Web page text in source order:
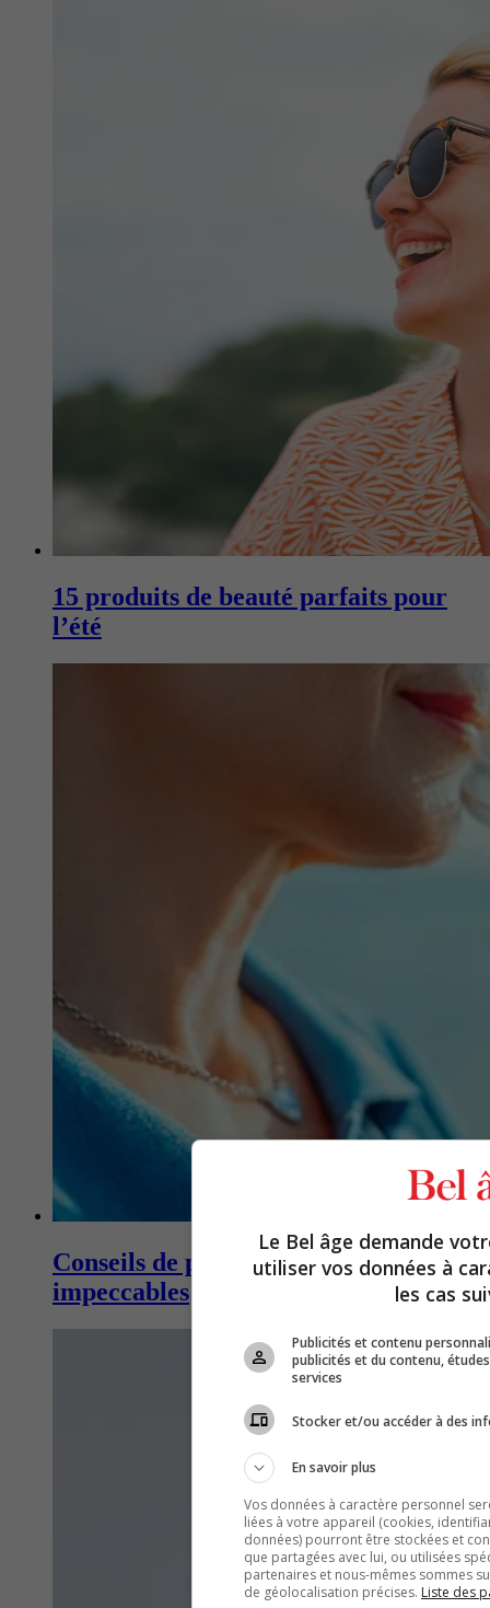
15 produits de beauté parfaits pour
l’été
Conseils de pro pour des ongles
impeccables
Le Bel âge demande
utiliser vos données à
les cas
Publicités et contenu
publicités et du contenu,
services
Stocker et/ou accéder à des
En savoir plus
Vos données à caractère personnel
liées à votre appareil (cookies,
données) pourront être stockées et
que partagées avec lui, ou utilisées
partenaires et nous-mêmes sommes
de géolocalisation précises. Liste des